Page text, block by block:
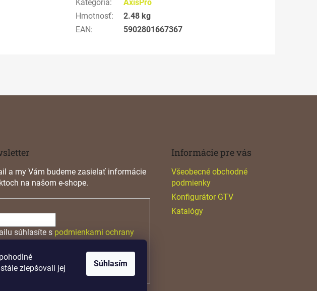
zlepšovali jej
Súhlasím
Kategória:
AxisPro
Hmotnosť:
2.48 kg
EAN: 5902801667367
a my Vám budeme zasielať informácie
na našom e-shope.
súhlasíte s podmienkami ochrany
Informácie pre vás
Všeobecné obchodné
podmienky
Konfigurátor GTV
Katalógy